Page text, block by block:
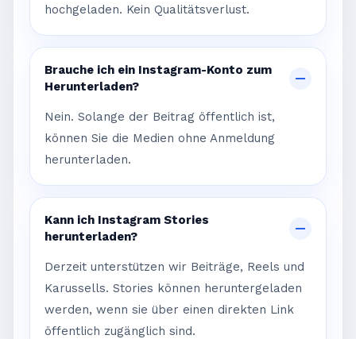
hochgeladen. Kein Qualitätsverlust.
Brauche ich ein Instagram-Konto zum
Herunterladen?
Nein. Solange der Beitrag öffentlich ist,
können Sie die Medien ohne Anmeldung
herunterladen.
Kann ich Instagram Stories
herunterladen?
Derzeit unterstützen wir Beiträge, Reels und
Karussells. Stories können heruntergeladen
werden, wenn sie über einen direkten Link
öffentlich zugänglich sind.